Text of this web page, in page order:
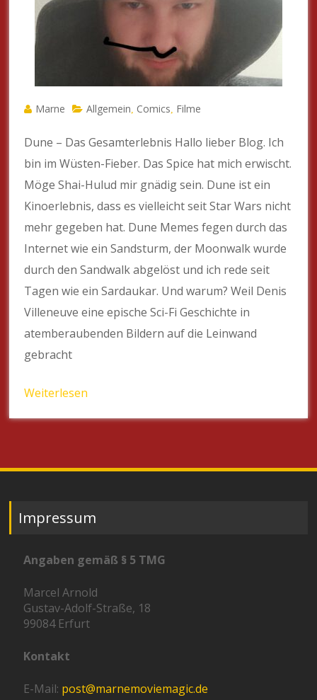
Marne Allgemein Comics Filme
Dune – Das Gesamterlebnis Hallo lieber Blog. Ich
bin im Wüsten-Fieber. Das Spice hat mich erwischt.
Möge Shai-Hulud mir gnädig sein. Dune ist ein
Kinoerlebnis, dass es vielleicht seit Star Wars nicht
mehr gegeben hat. Dune Memes fegen durch das
Internet wie ein Sandsturm, der Moonwalk wurde
durch den Sandwalk abgelöst und ich rede seit
Tagen wie ein Sardaukar. Und warum? Weil Denis
Villeneuve eine epische Sci-Fi Geschichte in
atemberaubenden Bildern auf die Leinwand
gebracht
Weiterlesen
Impressum
Angaben gemäß § 5 TMG
Marcel Arnold
Gustav-Adolf-Straße, 18
99084 Erfurt
Kontakt
E-Mail: post@marnemoviemagic.de